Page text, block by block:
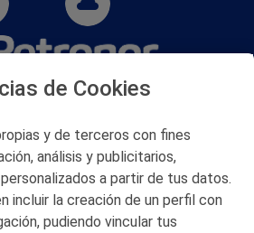
5-Edificio Muñatones,
© 2026 Petronor S.A.
de Cookies
y de terceros con fines
análisis y publicitarios,
a partir de tus datos.
incluir la creación de un perfil con
pudiendo vincular tus